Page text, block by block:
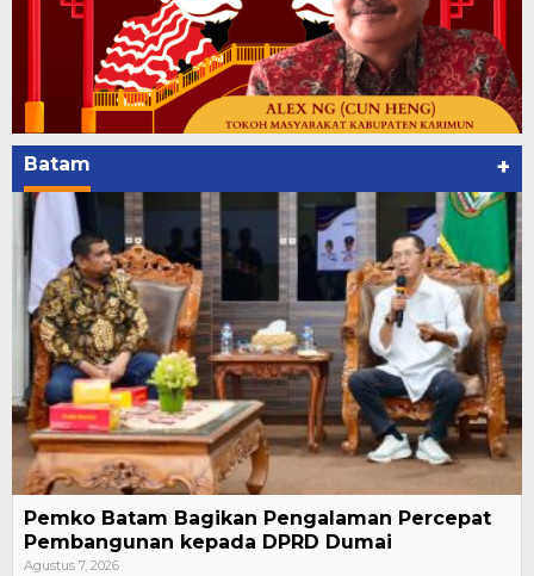
Batam +
Pemko Batam Bagikan Pengalaman Percepat
Pembangunan kepada DPRD Dumai
Agustus 7, 2026